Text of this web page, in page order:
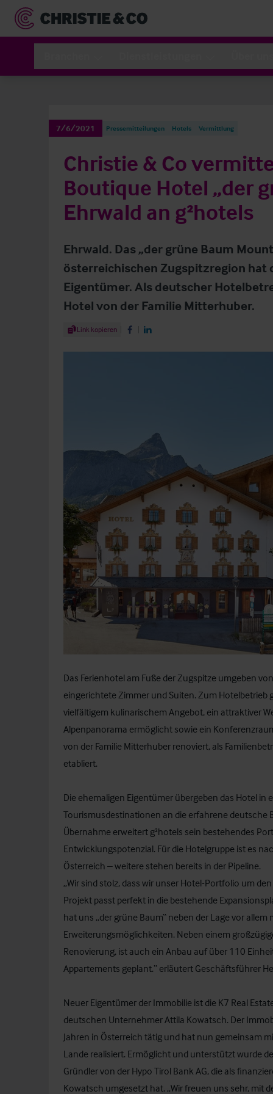
7/6/2021 Pressemitteilungen Hotels Vermittlung
Christie & Co
Boutique Hotel „der
Ehrwald an g²hotels
Ehrwald. Das „der grüne Baum
österreichischen Zugspitzregion hat
Eigentümer. Als deutscher
Hotel von der Familie Mitterhuber.
Share Article
Link kopieren Share on Facebook
Share on LinkedIn
Das Ferienhotel am Fuße der Zugspitze umgeben
eingerichtete Zimmer und Suiten. Zum Hotelbetrieb
vielfältigem kulinarischem Angebot, ein attraktiver
Alpenpanorama ermöglicht sowie ein
von der Familie Mitterhuber renoviert, als
etabliert.
Die ehemaligen Eigentümer übergeben das Hotel in
Tourismusdestinationen an die erfahrene deutsche
Übernahme erweitert g²hotels sein bestehendes
Entwicklungspotenzial. Für die Hotelgruppe ist es
Österreich – weitere stehen bereits in der Pipeline.
„Wir sind stolz, dass wir unser Hotel-Portfolio um
Projekt passt perfekt in die bestehende
hat uns „der grüne Baum“ neben der Lage vor
Erweiterungsmöglichkeiten. Neben einem
Renovierung, ist auch ein Anbau auf über 110
Appartements geplant.“ erläutert Geschäftsführer
Neuer Eigentümer der Immobilie ist die K7 Real
deutschen Unternehmer Attila Kowatsch. Der
Jahren in Österreich tätig und hat nun gemeinsam
Lande realisiert. Ermöglicht und unterstützt wurde
Gründler von der Hypo Tirol Bank AG, die als
Kowatsch umgesetzt hat. „Wir freuen uns sehr, mit